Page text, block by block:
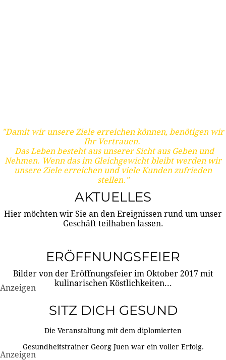
"Damit wir unsere Ziele erreichen können, benötigen wir
Ihr Vertrauen.
Das Leben besteht aus unserer Sicht aus Geben und
Nehmen. Wenn das im Gleichgewicht bleibt werden wir
unsere Ziele erreichen und viele Kunden zufrieden
stellen."
AKTUELLES
Hier möchten wir Sie an den Ereignissen rund um unser
Geschäft teilhaben lassen.
ERÖFFNUNGSFEIER
Bilder von der Eröffnungsfeier im Oktober 2017 mit
kulinarischen Köstlichkeiten...
Anzeigen
SITZ DICH GESUND
Die Veranstaltung mit dem diplomierten
Gesundheitstrainer Georg Juen war ein voller Erfolg.
Anzeigen